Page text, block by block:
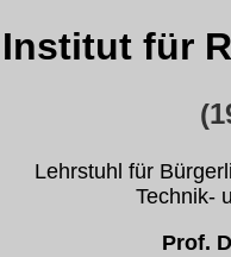
Institut für
Lehrstuhl für
Technik-
Prof.